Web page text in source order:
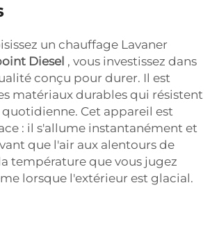
un chauffage Lavaner
Diesel , vous investissez dans
conçu pour durer. Il est
matériaux durables qui résistent
Cet appareil est
: il s'allume instantanément et
que l'air aux alentours de
température que vous jugez
lorsque l'extérieur est glacial.